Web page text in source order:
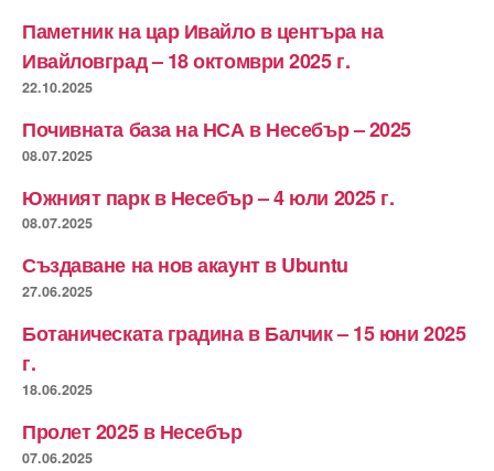
Паметник на цар Ивайло в центъра на
Ивайловград – 18 октомври 2025 г.
22.10.2025
Почивната база на НСА в Несебър – 2025
08.07.2025
Южният парк в Несебър – 4 юли 2025 г.
08.07.2025
Създаване на нов акаунт в Ubuntu
27.06.2025
Ботаническата градина в Балчик – 15 юни 2025
г.
18.06.2025
Пролет 2025 в Несебър
07.06.2025